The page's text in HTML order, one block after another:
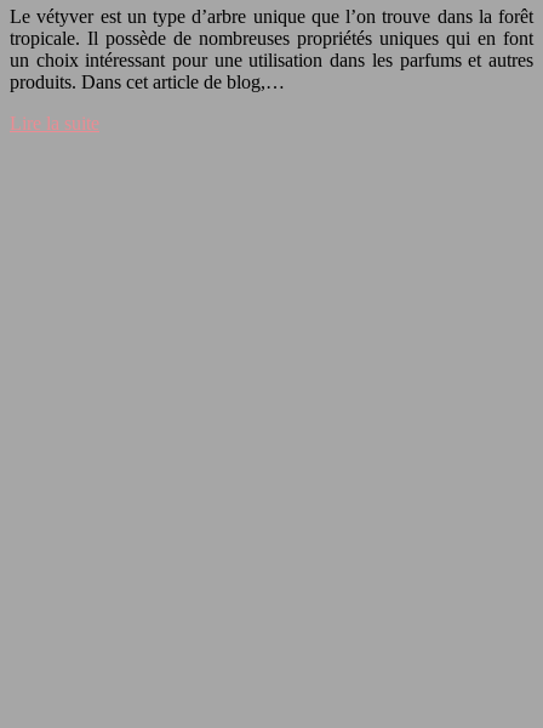
Le vétyver est un type d’arbre unique que l’on trouve dans la forêt
tropicale. Il possède de nombreuses propriétés uniques qui en font
un choix intéressant pour une utilisation dans les parfums et autres
produits. Dans cet article de blog,…
Lire la suite